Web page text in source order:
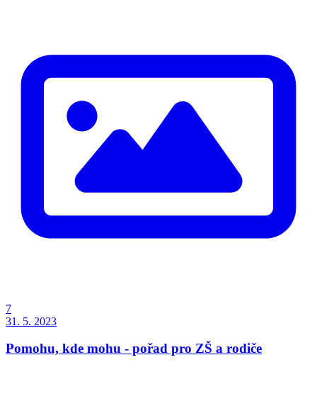
7
31. 5. 2023
Pomohu, kde mohu - pořad pro ZŠ a rodiče